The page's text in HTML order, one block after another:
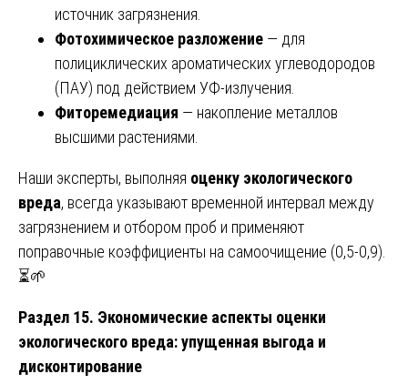
источник загрязнения.
Фотохимическое разложение — для
полициклических ароматических углеводородов
(ПАУ) под действием УФ-излучения.
Фиторемедиация — накопление металлов
высшими растениями.
Наши эксперты, выполняя оценку экологического
вреда, всегда указывают временной интервал между
загрязнением и отбором проб и применяют
поправочные коэффициенты на самоочищение (0,5-0,9).
⏳🌱
Раздел 15. Экономические аспекты оценки
экологического вреда: упущенная выгода и
дисконтирование